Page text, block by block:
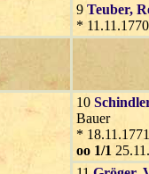
9 Teuber,
*
10
Bauer
*
oo 1/1